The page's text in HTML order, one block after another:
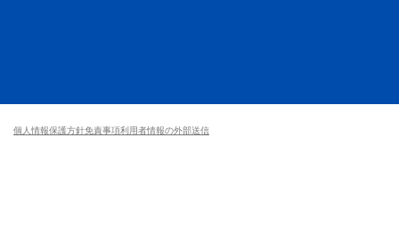
個人情報保護方針免責事項利用者情報の外部送信